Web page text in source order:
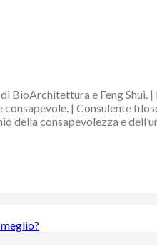
BioArchitettura e Feng
consapevole. | Consulente
della consapevolezza e